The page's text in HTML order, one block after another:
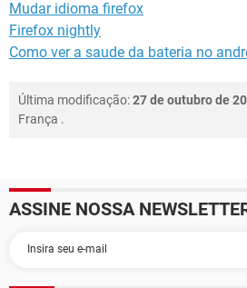
Mudar idioma firefox
Firefox nightly
Como ver a saude da bateria no
Última modificação:27 de outubro de
França .
ASSINE NOSSA